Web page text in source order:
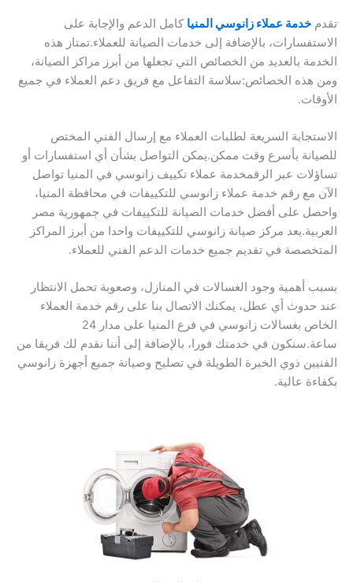
تقدم خدمة عملاء زانوسي المنيا كامل الدعم والإجابة على
الاستفسارات، بالإضافة إلى خدمات الصيانة للعملاء.تمتاز هذه
الخدمة بالعديد من الخصائص التي تجعلها من أبرز مراكز الصيانة،
ومن هذه الخصائص:سلاسة التفاعل مع فريق دعم العملاء في جميع
الأوقات.
الاستجابة السريعة لطلبات العملاء مع إرسال الفني المختص
للصيانة بأسرع وقت ممكن.يمكن التواصل بشأن أي استفسارات أو
تساؤلات عبر الرقمخدمة عملاء تكييف زانوسي في المنيا تواصل
الآن مع رقم خدمة عملاء زانوسي للتكييفات في محافظة المنيا،
واحصل على أفضل خدمات الصيانة للتكييفات في جمهورية مصر
العربية.يعد مركز صيانة زانوسي للتكييفات واحدا من أبرز المراكز
المتخصصة في تقديم جميع خدمات الدعم الفني للعملاء.
بسبب أهمية وجود الغسالات في المنازل، وصعوبة تحمل الانتظار
عند حدوث أي عطل، يمكنك الاتصال بنا على رقم خدمة العملاء
الخاص بغسالات زانوسي في فرع المنيا على مدار 24
ساعة.سنكون في خدمتك فورا، بالإضافة إلى أننا نقدم لك فريقا من
الفنيين ذوي الخبرة الطويلة في تصليح وصيانة جميع أجهزة زانوسي
بكفاءة عالية.